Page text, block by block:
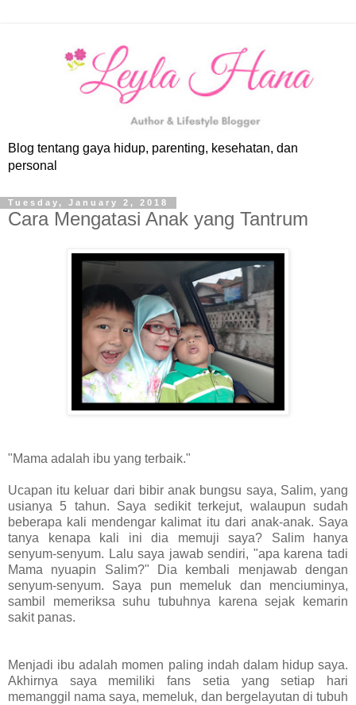
Blog tentang gaya hidup, parenting, kesehatan, dan
personal
Tuesday, January 2, 2018
Cara Mengatasi Anak yang Tantrum
"Mama adalah ibu yang terbaik."
Ucapan itu keluar dari bibir anak bungsu saya, Salim, yang
usianya 5 tahun. Saya sedikit terkejut, walaupun sudah
beberapa kali mendengar kalimat itu dari anak-anak. Saya
tanya kenapa kali ini dia memuji saya? Salim hanya
senyum-senyum. Lalu saya jawab sendiri, "apa karena tadi
Mama nyuapin Salim?" Dia kembali menjawab dengan
senyum-senyum. Saya pun memeluk dan menciuminya,
sambil memeriksa suhu tubuhnya karena sejak kemarin
sakit panas.
Menjadi ibu adalah momen paling indah dalam hidup saya.
Akhirnya saya memiliki fans setia yang setiap hari
memanggil nama saya, memeluk, dan bergelayutan di tubuh